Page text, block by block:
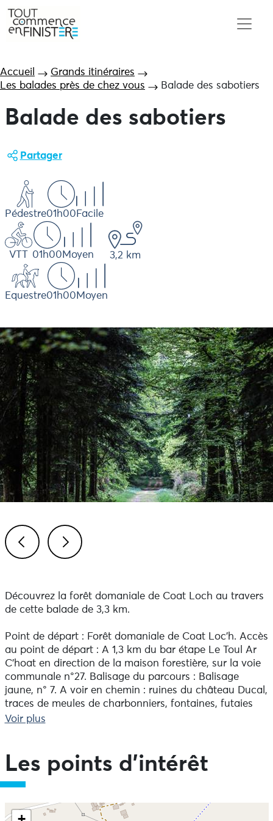
Accueil
Grands itinéraires
Les balades près de chez vous
Balade des sabotiers
Balade des sabotiers
Partager
Pédestre01h00 Facile
VTT 01h00 Moyen
Equestre01h00 Moyen
3,2 km
Découvrez la forêt domaniale de Coat Loch au travers
de cette balade de 3,3 km.
Point de départ : Forêt domaniale de Coat Loc'h. Accès
au point de départ : A 1,3 km du bar étape Le Toul Ar
C'hoat en direction de la maison forestière, sur la voie
communale n°27. Balisage du parcours : Balisage
jaune, n° 7. A voir en chemin : ruines du château Ducal,
traces de meules de charbonniers, fontaines, futaies
centenaires.
Voir plus
Les points d'intérêt
Ne pas consulter la carte et aller directement aux